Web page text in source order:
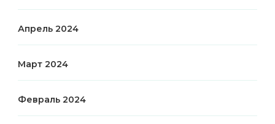
Апрель 2024
Март 2024
Февраль 2024